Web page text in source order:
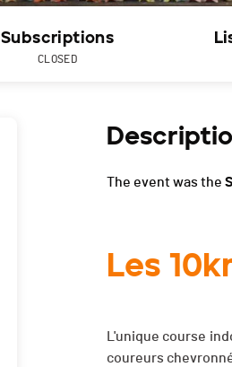
Subscriptions
CLOSED
The event was the
Les
L'unique course
coureurs